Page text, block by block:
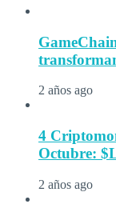
2 años ago
4
Octubre:
2 años ago